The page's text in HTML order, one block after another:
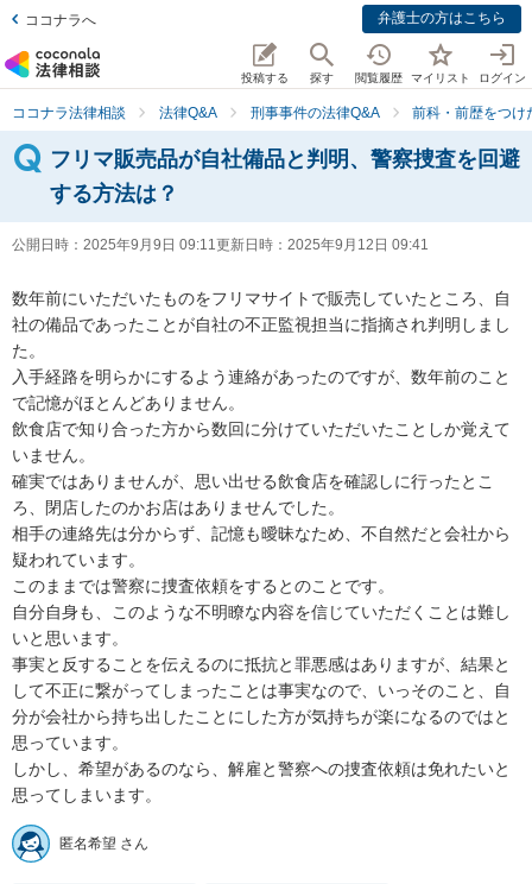
ココナラへ 弁護士の方はこちら
投稿する 探す 閲覧履歴 マイリスト ログイン
ココナラ法律相談 法律Q&A 刑事事件の法律Q&A 前科・前歴をつけ
フリマ販売品が自社備品と判明、警察捜査を回避
する方法は？
公開日時： 2025年9月9日 09:11更新日時： 2025年9月12日 09:41
数年前にいただいたものをフリマサイトで販売していたところ、自
社の備品であったことが自社の不正監視担当に指摘され判明しまし
た。
入手経路を明らかにするよう連絡があったのですが、数年前のこと
で記憶がほとんどありません。
飲食店で知り合った方から数回に分けていただいたことしか覚えて
いません。
確実ではありませんが、思い出せる飲食店を確認しに行ったとこ
ろ、閉店したのかお店はありませんでした。
相手の連絡先は分からず、記憶も曖昧なため、不自然だと会社から
疑われています。
このままでは警察に捜査依頼をするとのことです。
自分自身も、このような不明瞭な内容を信じていただくことは難し
いと思います。
事実と反することを伝えるのに抵抗と罪悪感はありますが、結果と
して不正に繋がってしまったことは事実なので、いっそのこと、自
分が会社から持ち出したことにした方が気持ちが楽になるのではと
思っています。
しかし、希望があるのなら、解雇と警察への捜査依頼は免れたいと
思ってしまいます。
匿名希望 さん